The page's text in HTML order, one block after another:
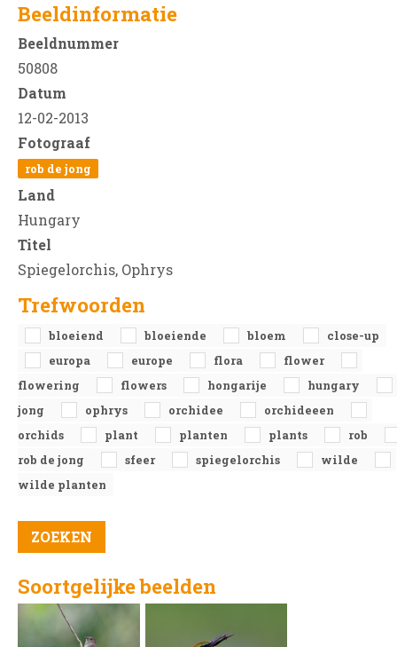
Beeldinformatie
Beeldnummer
50808
Datum
12-02-2013
Fotograaf
rob de jong
Land
Hungary
Titel
Spiegelorchis, Ophrys
Trefwoorden
bloeiend bloeiende bloem
close-up
europa
europe flora
flower
flowering
flowers hongarije
hungary
jong
ophrys orchidee
orchideeen
orchids
plant planten plants
rob
rob de jong
sfeer spiegelorchis
wilde
wilde planten
Soortgelijke beelden